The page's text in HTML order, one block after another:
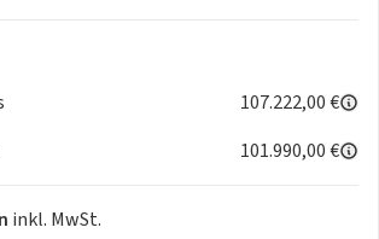
107.222,00 €
101.990,00 €
inkl. MwSt.